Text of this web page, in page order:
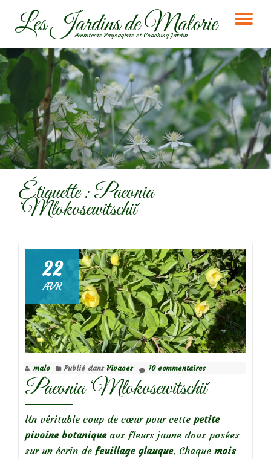
Aller
contenu
LA
Les Jardins de Malorie
Architecte Paysagiste et Coaching Jardin
Étiquette :Paeonia
‘Mlokosewitschii´
22
AVR
malo Publié dans Vivaces 10 commentaires
Paeonia ‘Mlokosewitschii´
Un véritable coup de cœur pour cette petite
pivoine botaniqueaux fleurs jaune doux posées
sur un écrin de feuillage glauque. Chaque mois